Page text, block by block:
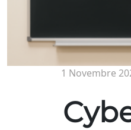
1 Novembre